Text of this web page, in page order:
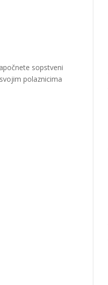
sopstveni
polaznicima